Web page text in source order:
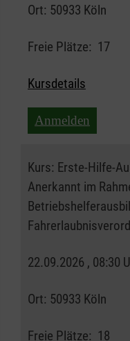
Ort: 50933 Köln
Freie Plätze: 17
Kursdetails
Anmelden
Kurs: Erste-Hilfe-
Anerkannt im
22.09.2026 , 08:30
Ort: 50933 Köln
Freie Plätze: 18